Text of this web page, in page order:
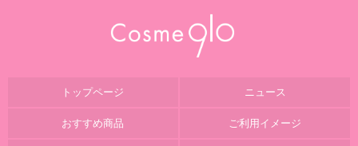
トップページ ニュース
おすすめ商品 ご利用イメージ